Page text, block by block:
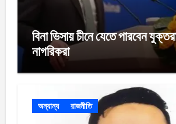
বিনা ভিসায় চীনে যেতে পারবেন
নাগরিকরা
অন্যান্য রাজনীতি